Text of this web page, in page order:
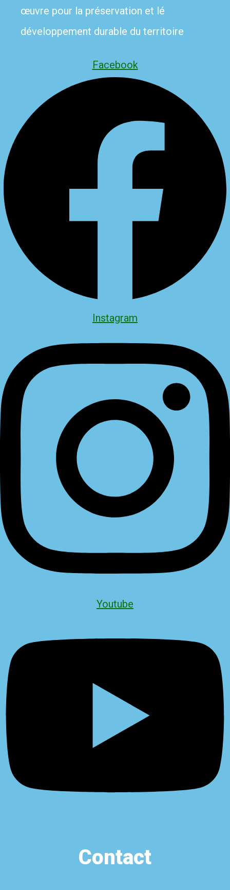
œuvre pour la préservation et lé
développement durable du territoire
Facebook
Instagram
Youtube
Contact